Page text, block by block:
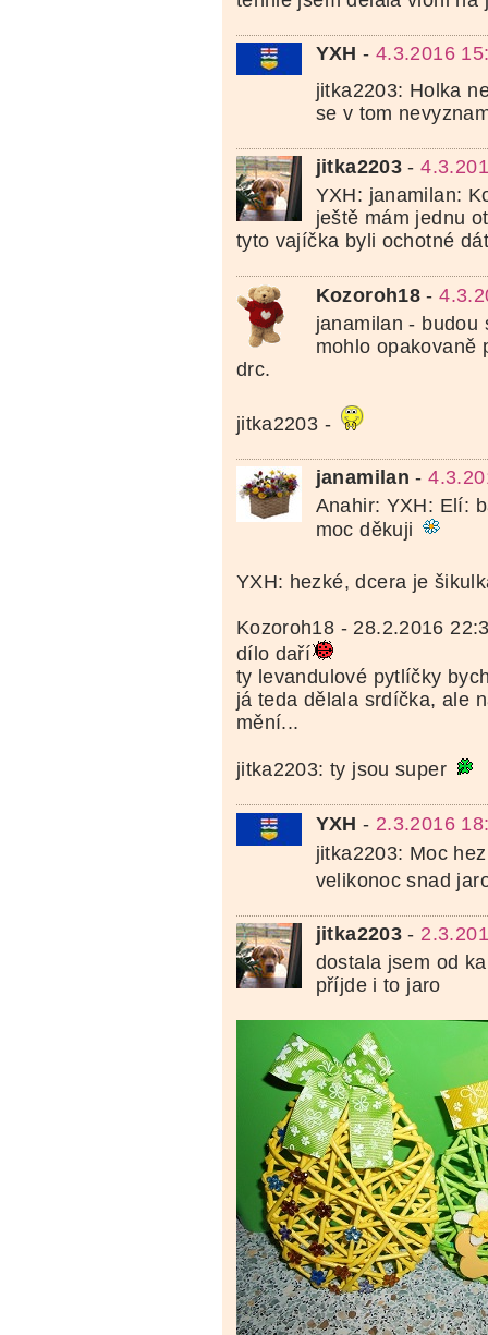
YXH - 4.3.2016
jitka2203: Holka
se v tom
jitka2203 -
YXH: janamilan:
ještě mám jednu
tyto vajíčka byli ochotné dát
Kozoroh18 -
janamilan - budou
mohlo opakovaně
drc.
jitka2203 -
janamilan -
Anahir: YXH: Elí:
moc děkuji
YXH: hezké, dcera je
Kozoroh18 - 28.2.2016
dílo daří
ty levandulové pytlíčky
já teda dělala srdíčka, ale
mění...
jitka2203: ty jsou super
YXH - 2.3.2016
jitka2203: Moc
velikonoc snad
jitka2203 -
dostala jsem od
příjde i to jaro